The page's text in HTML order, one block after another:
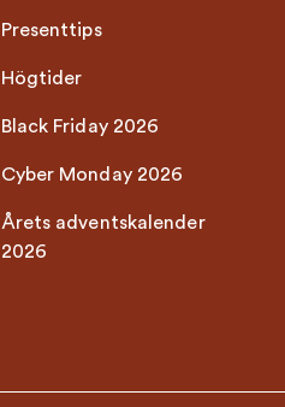
Presenttips
Högtider
Black Friday 2026
Cyber Monday 2026
Årets adventskalender
2026